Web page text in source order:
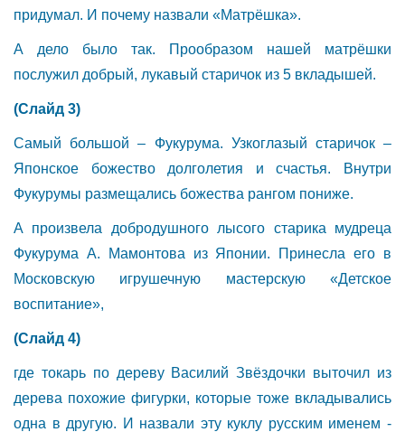
придумал. И почему назвали «Матрёшка».
А дело было так. Прообразом нашей матрёшки
послужил добрый, лукавый старичок из 5 вкладышей.
(Слайд 3)
Самый большой – Фукурума. Узкоглазый старичок –
Японское божество долголетия и счастья. Внутри
Фукурумы размещались божества рангом пониже.
А произвела добродушного лысого старика мудреца
Фукурума А. Мамонтова из Японии. Принесла его в
Московскую игрушечную мастерскую «Детское
воспитание»,
(Слайд 4)
где токарь по дереву Василий Звёздочки выточил из
дерева похожие фигурки, которые тоже вкладывались
одна в другую. И назвали эту куклу русским именем -